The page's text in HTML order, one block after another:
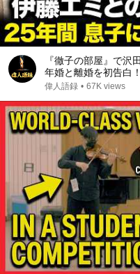
『徹子の部屋』で
年婚と離婚を初告白
会した“本当の理由”
偉人語録 • 67K views